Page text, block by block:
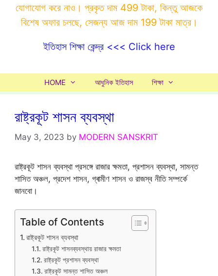
যোগাযোগ করে নাও। প্রকৃত দাম 499 টাকা, কিন্তু আজকে
বিশেষ অফার চলছে, সেজন্য আজ দাম 199 টাকা মাত্র।
ইতিহাস শিক্ষা কেন্দ্র <<< Click here
HOME আধুনিক ইতিহাস শিক্ষা
রাষ্ট্রকূট শাসন ব্যবস্থা
May 3, 2023 by MODERN SANSKRIT
রাষ্ট্রকূট শাসন ব্যবস্থা প্রসঙ্গে রাজার ক্ষমতা, প্রশাসন ব্যবস্থা, সামন্ত
শাসিত অঞ্চল, প্রদেশ শাসন, গ্ৰামীণ শাসন ও রাজস্ব নীতি সম্পর্কে
জানবো।
Table of Contents
রাষ্ট্রকূট শাসন ব্যবস্থা
রাষ্ট্রকূট শাসনব্যবস্থায় রাজার ক্ষমতা
রাষ্ট্রকূট প্রশাসন ব্যবস্থা
রাষ্ট্রকূট সামন্ত শাসিত অঞ্চল